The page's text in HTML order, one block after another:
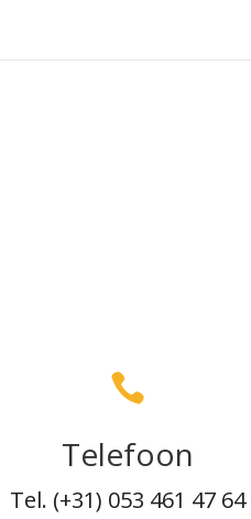

Telefoon
Tel. (+31) 053 461 47 64